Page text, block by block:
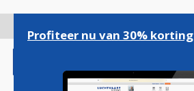
gaan
Profiteer nu van 30% korting